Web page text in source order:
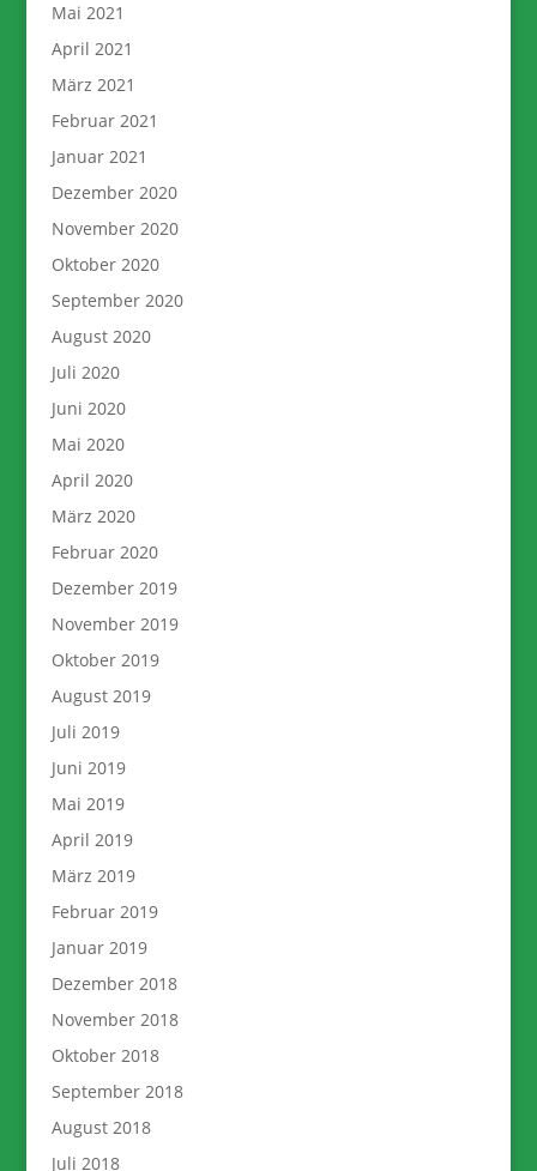
Mai 2021
April 2021
März 2021
Februar 2021
Januar 2021
Dezember 2020
November 2020
Oktober 2020
September 2020
August 2020
Juli 2020
Juni 2020
Mai 2020
April 2020
März 2020
Februar 2020
Dezember 2019
November 2019
Oktober 2019
August 2019
Juli 2019
Juni 2019
Mai 2019
April 2019
März 2019
Februar 2019
Januar 2019
Dezember 2018
November 2018
Oktober 2018
September 2018
August 2018
Juli 2018